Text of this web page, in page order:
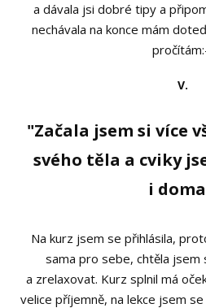
a dávala jsi dobré tipy a
nechávala na konce mám
V.
"Začala jsem si více
svého těla a cviky
i
Na kurz jsem se přihlásila,
sama pro sebe, chtěla
a zrelaxovat. Kurz splnil má
velice příjemně, na lekce jsem